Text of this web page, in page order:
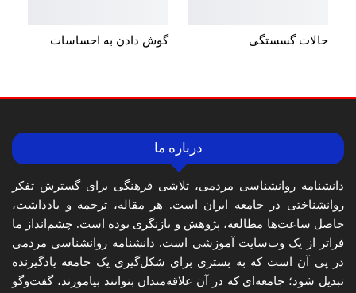
حالات گسستگی گوش دادن به احساسات
درباره ما
دانشنامه روانشناسی مردمی، تلاشی فرهنگی برای گسترش تفکر
روانشناختی در جامعه ایران است. هر مقاله، ترجمه و یادداشت،
حاصل ساعت‌ها مطالعه، پژوهش و بازنگری بوده است. چشم‌انداز ما
فراتر از یک وب‌سایت آموزشی است. دانشنامه روانشناسی مردمی
در پی آن است که به بستری برای شکل‌گیری یک جامعه یادگیرنده
تبدیل شود؛ جامعه‌ای که در آن علاقه‌مندان بتوانند بیاموزند، گفت‌وگو